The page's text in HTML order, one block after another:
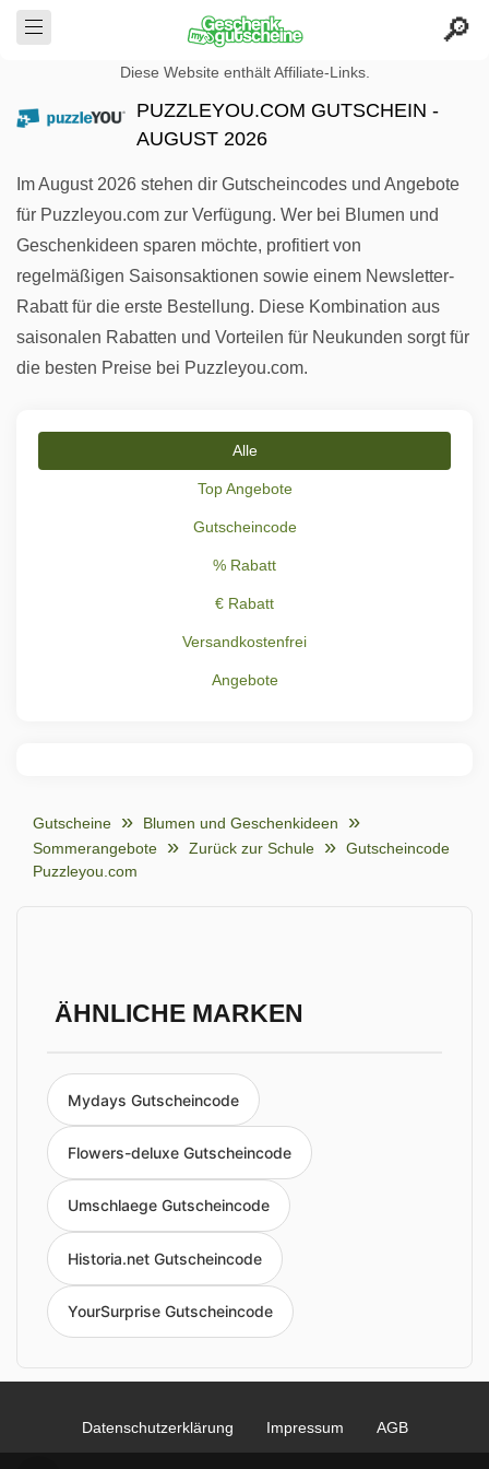
Diese Website enthält Affiliate-Links.
PUZZLEYOU.COM GUTSCHEIN -
AUGUST 2026
Im August 2026 stehen dir Gutscheincodes und Angebote
für Puzzleyou.com zur Verfügung. Wer bei Blumen und
Geschenkideen sparen möchte, profitiert von
regelmäßigen Saisonsaktionen sowie einem Newsletter-
Rabatt für die erste Bestellung. Diese Kombination aus
saisonalen Rabatten und Vorteilen für Neukunden sorgt für
die besten Preise bei Puzzleyou.com.
Alle
Top Angebote
Gutscheincode
% Rabatt
€ Rabatt
Versandkostenfrei
Angebote
Gutscheine
Blumen und Geschenkideen
Sommerangebote
Zurück zur Schule
Gutscheincode
Puzzleyou.com
ÄHNLICHE MARKEN
Mydays Gutscheincode
Flowers-deluxe Gutscheincode
Umschlaege Gutscheincode
Historia.net Gutscheincode
YourSurprise Gutscheincode
Datenschutzerklärung Impressum AGB